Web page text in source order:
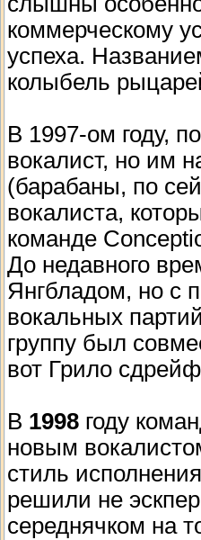
коммерческому
успеха.
колыбель
В 1997-ом году,
вокалист, но им
(барабаны, по
вокалиста,
команде
До недавного
Янгбладом, но с
вокальных
группу был
вот Грило
В 1998 году
новым
стиль
решили не
середнячком на